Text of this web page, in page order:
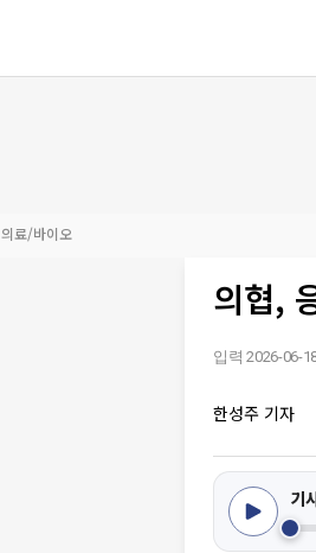
의료/바이오
의협,
입력 2026-06-
한성주 기자
기